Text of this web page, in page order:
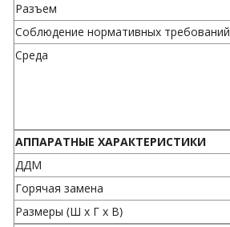
Разъем
Соблюдение нормативных требований
Среда
АППАРАТНЫЕ ХАРАКТЕРИСТИКИ
ДДМ
Горячая замена
Размеры (Ш x Г x В)